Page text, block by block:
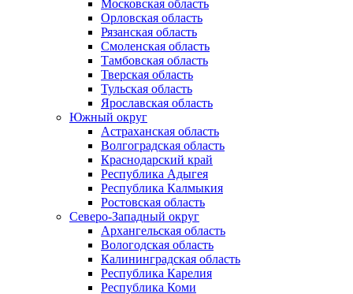
Московская область
Орловская область
Рязанская область
Смоленская область
Тамбовская область
Тверская область
Тульская область
Ярославская область
Южный округ
Астраханская область
Волгоградская область
Краснодарский край
Республика Адыгея
Республика Калмыкия
Ростовская область
Северо-Западный округ
Архангельская область
Вологодская область
Калининградская область
Республика Карелия
Республика Коми